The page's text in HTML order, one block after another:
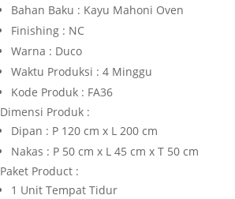
Bahan Baku : Kayu Mahoni Oven
Finishing : NC
Warna : Duco
Waktu Produksi : 4 Minggu
Kode Produk : FA36
Dimensi Produk :
Dipan : P 120 cm x L 200 cm
Nakas : P 50 cm x L 45 cm x T 50 cm
Paket Product :
1 Unit Tempat Tidur